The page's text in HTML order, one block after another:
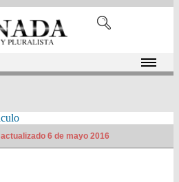
actualizado 6 de mayo 2016